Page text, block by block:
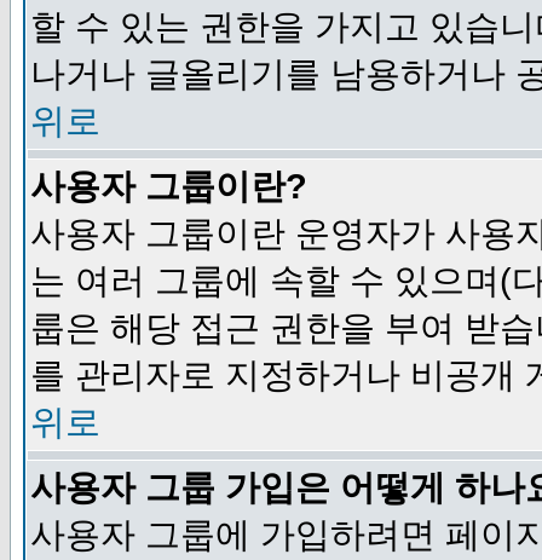
할 수 있는 권한을 가지고 있습
나거나 글올리기를 남용하거나
위로
사용자 그룹이란?
사용자 그룹이란 운영자가 사용
는 여러 그룹에 속할 수 있으며(
룹은 해당 접근 권한을 부여 받
를 관리자로 지정하거나 비공개
위로
사용자 그룹 가입은 어떻게 하나
사용자 그룹에 가입하려면 페이